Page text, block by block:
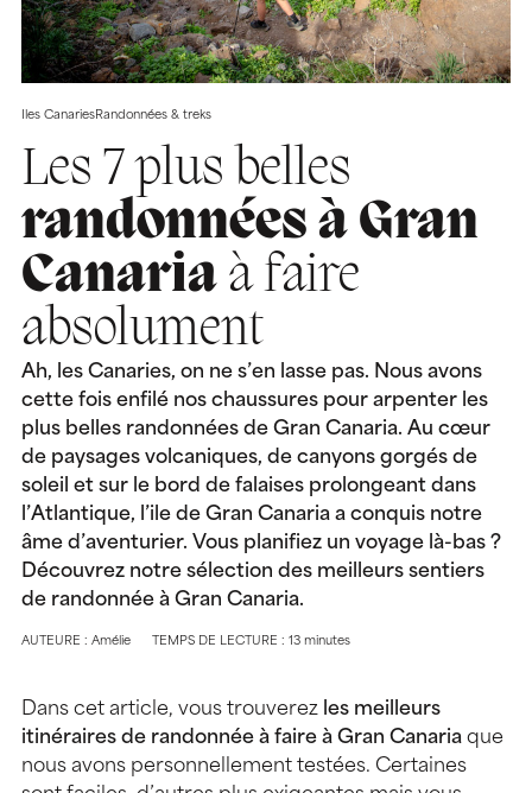
Iles CanariesRandonnées & treks
Les 7 plus belles
randonnées à Gran
Canaria à faire
absolument
Ah, les Canaries, on ne s’en lasse pas. Nous avons
cette fois enfilé nos chaussures pour arpenter les
plus belles randonnées de Gran Canaria. Au cœur
de paysages volcaniques, de canyons gorgés de
soleil et sur le bord de falaises prolongeant dans
l’Atlantique, l’ile de Gran Canaria a conquis notre
âme d’aventurier. Vous planifiez un voyage là-bas ?
Découvrez notre sélection des meilleurs sentiers
de randonnée à Gran Canaria.
AUTEURE : Amélie TEMPS DE LECTURE : 13 minutes
Dans cet article, vous trouverez les meilleurs
itinéraires de randonnée à faire à Gran Canaria que
nous avons personnellement testées. Certaines